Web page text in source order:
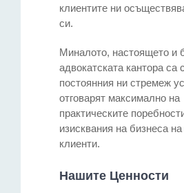
клиентите ни
си.
Миналото, настоящето и
адвокатската кантора са
постоянния ни стремеж
отговарят максимално на
практическите
изисквания на бизнеса
клиенти.
Нашите Ценности